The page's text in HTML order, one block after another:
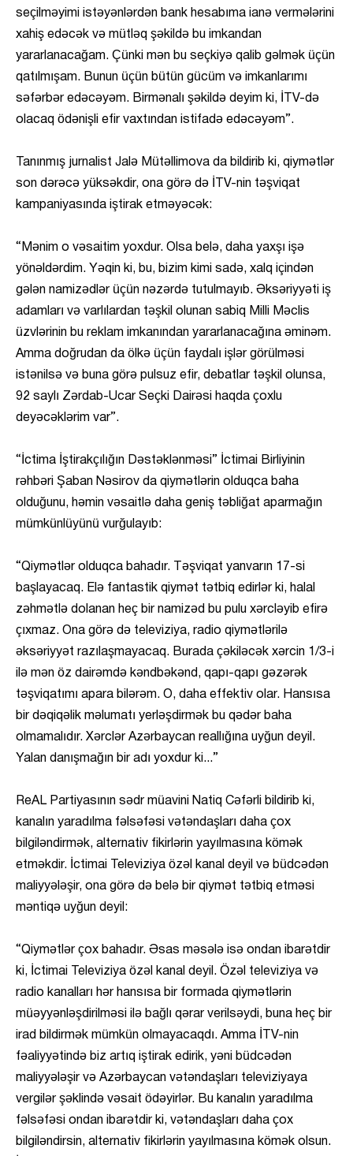
seçilməyimi istəyənlərdən bank hesabıma ianə vermələrini
xahiş edəcək və mütləq şəkildə bu imkandan
yararlanacağam. Çünki mən bu seçkiyə qalib gəlmək üçün
qatılmışam. Bunun üçün bütün gücüm və imkanlarımı
səfərbər edəcəyəm. Birmənalı şəkildə deyim ki, İTV-də
olacaq ödənişli efir vaxtından istifadə edəcəyəm”.
Tanınmış jurnalist Jalə Mütəllimova da bildirib ki, qiymətlər
son dərəcə yüksəkdir, ona görə də İTV-nin təşviqat
kampaniyasında iştirak etməyəcək:
“Mənim o vəsaitim yoxdur. Olsa belə, daha yaxşı işə
yönəldərdim. Yəqin ki, bu, bizim kimi sadə, xalq içindən
gələn namizədlər üçün nəzərdə tutulmayıb. Əksəriyyəti iş
adamları və varlılardan təşkil olunan sabiq Milli Məclis
üzvlərinin bu reklam imkanından yararlanacağına əminəm.
Amma doğrudan da ölkə üçün faydalı işlər görülməsi
istənilsə və buna görə pulsuz efir, debatlar təşkil olunsa,
92 saylı Zərdab-Ucar Seçki Dairəsi haqda çoxlu
deyəcəklərim var”.
“İctima İştirakçılığın Dəstəklənməsi” İctimai Birliyinin
rəhbəri Şaban Nəsirov da qiymətlərin olduqca baha
olduğunu, həmin vəsaitlə daha geniş təbliğat aparmağın
mümkünlüyünü vurğulayıb:
“Qiymətlər olduqca bahadır. Təşviqat yanvarın 17-si
başlayacaq. Elə fantastik qiymət tətbiq edirlər ki, halal
zəhmətlə dolanan heç bir namizəd bu pulu xərcləyib efirə
çıxmaz. Ona görə də televiziya, radio qiymətlərilə
əksəriyyət razılaşmayacaq. Burada çəkiləcək xərcin 1/3-i
ilə mən öz dairəmdə kəndbəkənd, qapı-qapı gəzərək
təşviqatımı apara bilərəm. O, daha effektiv olar. Hansısa
bir dəqiqəlik məlumatı yerləşdirmək bu qədər baha
olmamalıdır. Xərclər Azərbaycan reallığına uyğun deyil.
Yalan danışmağın bir adı yoxdur ki...”
ReAL Partiyasının sədr müavini Natiq Cəfərli bildirib ki,
kanalın yaradılma fəlsəfəsi vətəndaşları daha çox
bilgiləndirmək, alternativ fikirlərin yayılmasına kömək
etməkdir. İctimai Televiziya özəl kanal deyil və büdcədən
maliyyələşir, ona görə də belə bir qiymət tətbiq etməsi
məntiqə uyğun deyil:
“Qiymətlər çox bahadır. Əsas məsələ isə ondan ibarətdir
ki, İctimai Televiziya özəl kanal deyil. Özəl televiziya və
radio kanalları hər hansısa bir formada qiymətlərin
müəyyənləşdirilməsi ilə bağlı qərar verilsəydi, buna heç bir
irad bildirmək mümkün olmayacaqdı. Amma İTV-nin
fəaliyyətində biz artıq iştirak edirik, yəni büdcədən
maliyyələşir və Azərbaycan vətəndaşları televiziyaya
vergilər şəklində vəsait ödəyirlər. Bu kanalın yaradılma
fəlsəfəsi ondan ibarətdir ki, vətəndaşları daha çox
bilgiləndirsin, alternativ fikirlərin yayılmasına kömək olsun.